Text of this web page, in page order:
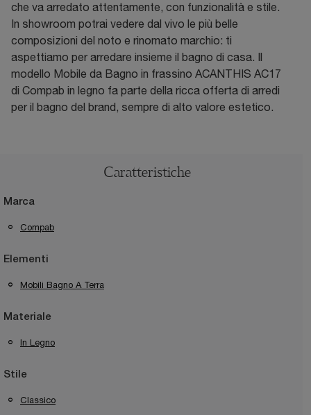
che va arredato attentamente, con funzionalità e stile.
In showroom potrai vedere dal vivo le più belle
composizioni del noto e rinomato marchio: ti
aspettiamo per arredare insieme il bagno di casa. Il
modello Mobile da Bagno in frassino ACANTHIS AC17
di Compab in legno fa parte della ricca offerta di arredi
per il bagno del brand, sempre di alto valore estetico.
Caratteristiche
Marca
Compab
Elementi
Mobili Bagno A Terra
Materiale
In Legno
Stile
Classico